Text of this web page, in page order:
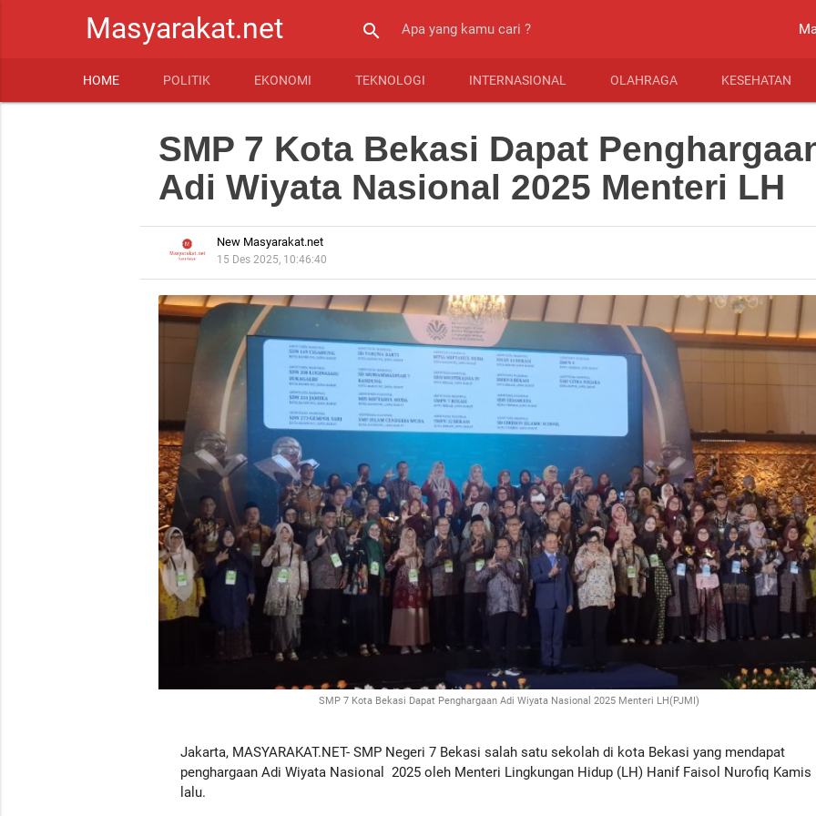
Masyarakat.net search
HOME POLITIK EKONOMI TEKNOLOGI INTERNASIONAL OLAHRAGA KESEHATAN
SMP 7 Kota Bekasi Dapat
Adi Wiyata Nasional 2025 Menteri LH
New Masyarakat.net
15 Des 2025, 10:46:40
SMP 7 Kota Bekasi Dapat Penghargaan Adi Wiyata Nasional 2025 Menteri LH(PJMI)
Jakarta, MASYARAKAT.NET- SMP Negeri 7 Bekasi salah satu sekolah di kota Bekasi yang mendapat
penghargaan Adi Wiyata Nasional 2025 oleh Menteri Lingkungan Hidup (LH) Hanif Faisol Nurofiq Kamis
lalu.